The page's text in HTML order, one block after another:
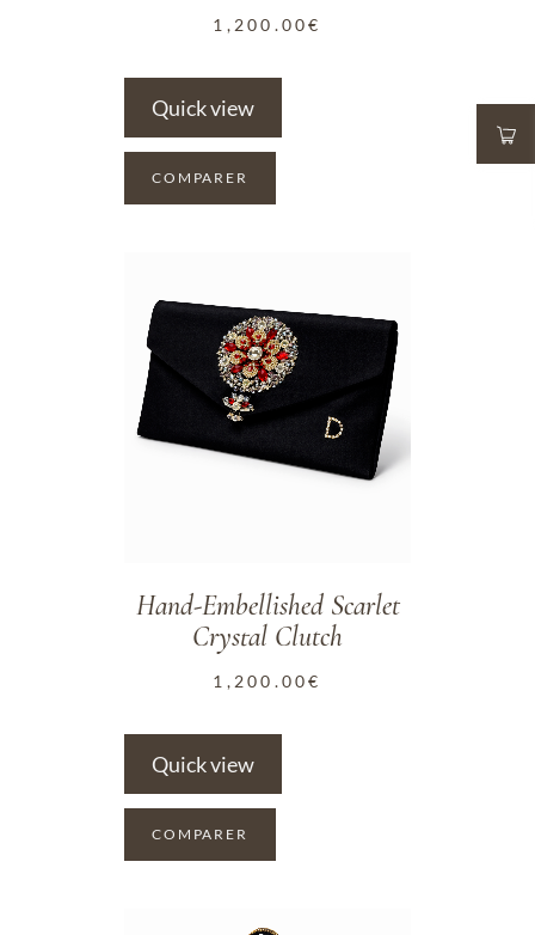
1,200.00€
Quick view
COMPARER
Hand-Embellished Scarlet
Crystal Clutch
1,200.00€
Quick view
COMPARER